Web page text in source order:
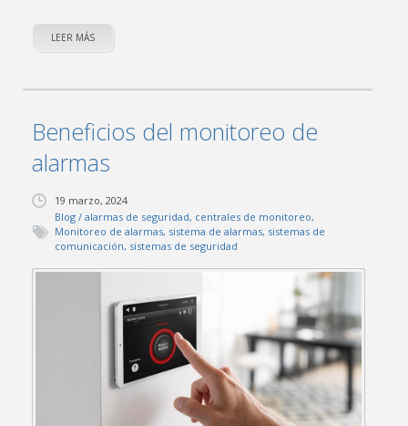
LEER MÁS
Beneficios del monitoreo de
alarmas
19 marzo, 2024
Blog /alarmas de seguridad, centrales de monitoreo,
Monitoreo de alarmas, sistema de alarmas, sistemas de
comunicación, sistemas de seguridad